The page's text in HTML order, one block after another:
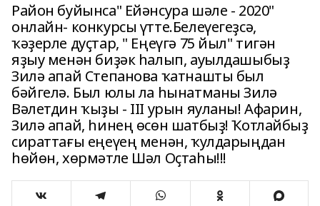
Район буйынса" Ейәнсура шәле - 2020"
онлайн- конкурсы үтте.Белеүегеҙсә,
ҡәҙерле дуҫтар, " Еңеүгә 75 йыл" тигән
яҙыу менән биҙәк һалып, ауылдашыбыҙ
Зилә апай Степанова ҡатнашты был
бәйгелә. Был юлы ла һынатманы Зилә
Вәлетдин ҡыҙы - III урын яуланы! Афарин,
Зилә апай, һинең өсөн шатбыҙ! Ҡотлайбыҙ
сираттағы еңеүең менән, ҡулдарыңдан
һөйөн, хөрмәтле Шәл Оҫтаһы!!!